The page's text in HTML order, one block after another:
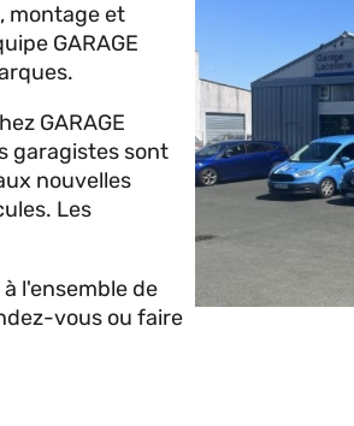
montage et
GARAGE
GARAGE
garagistes sont
nouvelles
Les
l'ensemble de
vous ou faire